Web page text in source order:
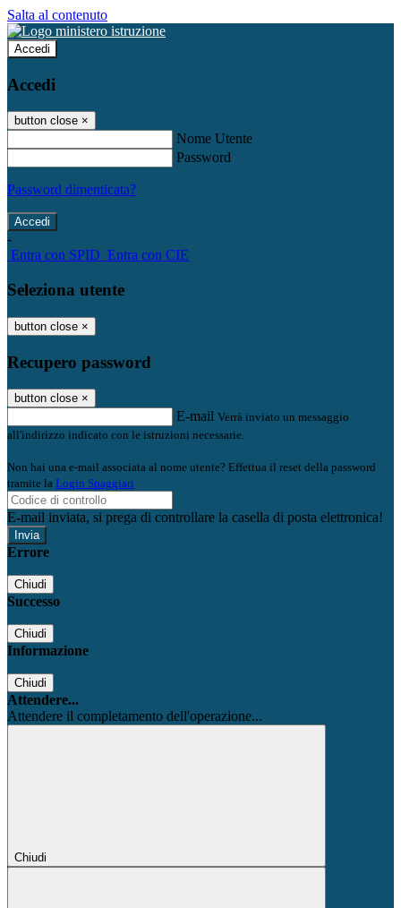
Salta al contenuto
Accedi
Accedi
button close ×
Nome Utente
Password
Password dimenticata?
-
Entra con SPID Entra con CIE
Seleziona utente
button close ×
Recupero password
button close ×
E-mail Verrà inviato un messaggio
all'indirizzo indicato con le istruzioni necessarie.
Non hai una e-mail associata al nome utente? Effettua il reset della password
tramite la Login Spaggiari
E-mail inviata, si prega di controllare la casella di posta elettronica!
Errore
Chiudi
Successo
Chiudi
Informazione
Chiudi
Attendere...
Attendere il completamento dell'operazione...
Chiudi